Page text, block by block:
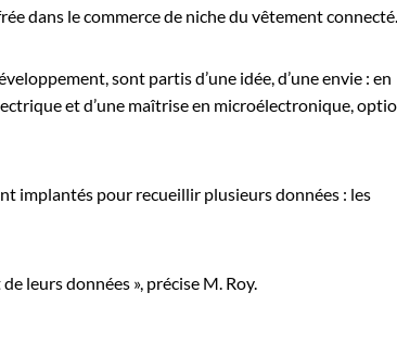
dans le commerce de niche du vêtement connecté.
sont partis d’une idée, d’une envie : en
et d’une maîtrise en microélectronique,
implantés pour recueillir plusieurs données : les
leurs données », précise M. Roy.